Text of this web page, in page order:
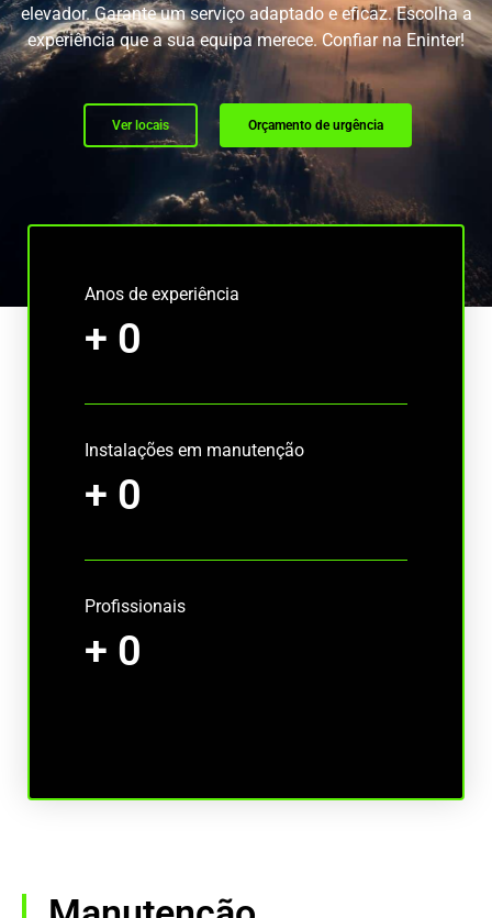
elevador. Garante um serviço adaptado e eficaz. Escolha a
experiência que a sua equipa merece. Confiar na Eninter!
Ver locais Orçamento de urgência
Anos de experiência
+ 0
Instalações em manutenção
+ 0
Profissionais
+ 0